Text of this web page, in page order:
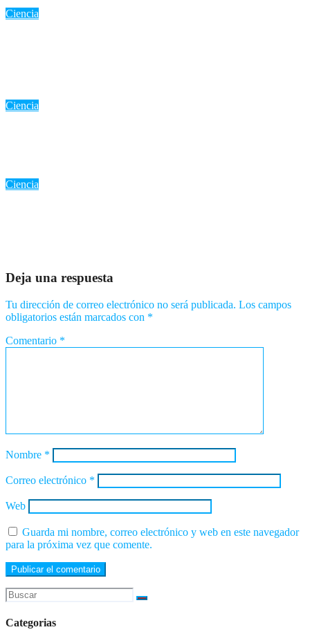
Ciencia
Ciencia
Ciencia
Deja una respuesta
Tu dirección de correo electrónico no será publicada. Los campos
obligatorios están marcados con *
Comentario *
Nombre *
Correo electrónico *
Web
Guarda mi nombre, correo electrónico y web en este navegador
para la próxima vez que comente.
Categorias